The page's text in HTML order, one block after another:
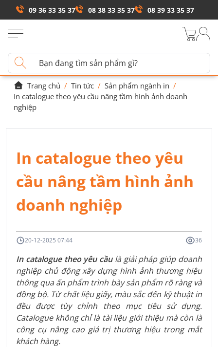
09 36 33 35 37 08 38 33 35 37 08 39 33 35 37
Trang chủ / Tin tức / Sản phẩm ngành in /
In catalogue theo yêu cầu nâng tầm hình ảnh doanh
nghiệp
In catalogue theo yêu
cầu nâng tầm hình ảnh
doanh nghiệp
20-12-2025 07:44 36
In catalogue theo yêu cầu là giải pháp giúp doanh
nghiệp chủ động xây dựng hình ảnh thương hiệu
thông qua ấn phẩm trình bày sản phẩm rõ ràng và
đồng bộ. Từ chất liệu giấy, màu sắc đến kỹ thuật in
đều được tùy chỉnh theo mục tiêu sử dụng.
Catalogue không chỉ là tài liệu giới thiệu mà còn là
công cụ nâng cao giá trị thương hiệu trong mắt
khách hàng.